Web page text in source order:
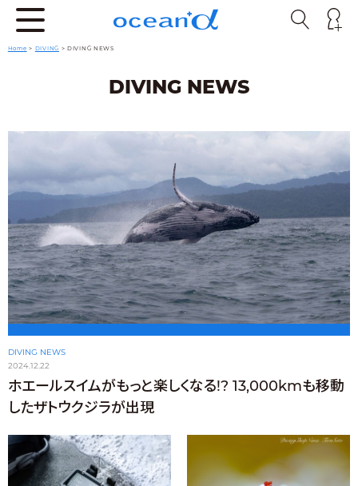
Home > DIVING >DIVING NEWS
DIVING NEWS
DIVING NEWS
2024.12.22
ホエールスイムがもっと楽しくなる!? 13,000kmも移動
したザトウクジラが出現